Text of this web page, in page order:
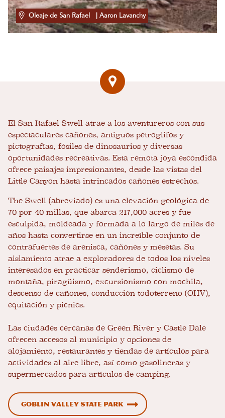
Oleaje de San Rafael | Aaron Lavanchy
El San Rafael Swell atrae a los aventureros con sus
espectaculares cañones, antiguos petroglifos y
pictografías, fósiles de dinosaurios y diversas
oportunidades recreativas. Esta remota joya escondida
ofrece paisajes impresionantes, desde las vistas del
Little Canyon hasta intrincados cañones estrechos.
The Swell (abreviado) es una elevación geológica de
70 por 40 millas, que abarca 217,000 acres y fue
esculpida, moldeada y formada a lo largo de miles de
años hasta convertirse en un increíble conjunto de
contrafuertes de arenisca, cañones y mesetas. Su
aislamiento atrae a exploradores de todos los niveles
interesados ​​en practicar senderismo, ciclismo de
montaña, piragüismo, excursionismo con mochila,
descenso de cañones, conducción todoterreno (OHV),
equitación y picnics.
Las ciudades cercanas de Green River y Castle Dale
ofrecen accesos al municipio y opciones de
alojamiento, restaurantes y tiendas de artículos para
actividades al aire libre, así como gasolineras y
supermercados para artículos de camping.
Goblin Valley State Park